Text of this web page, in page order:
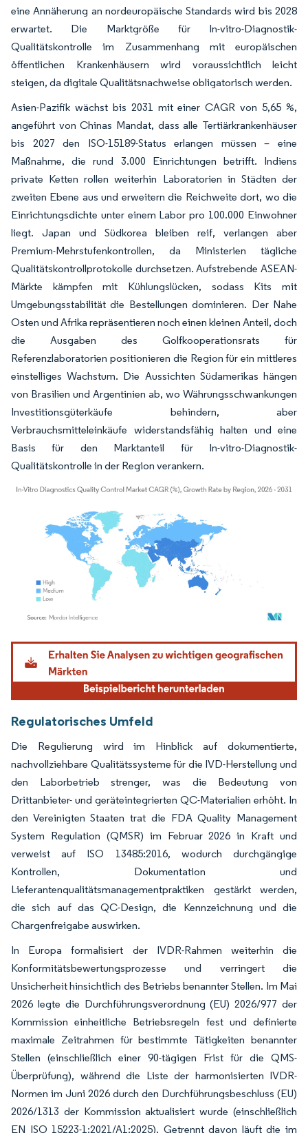
eine Annäherung an nordeuropäische Standards wird bis 2028
erwartet. Die Marktgröße für In-vitro-Diagnostik-
Qualitätskontrolle im Zusammenhang mit europäischen
öffentlichen Krankenhäusern wird voraussichtlich leicht
steigen, da digitale Qualitätsnachweise obligatorisch werden.
Asien-Pazifik wächst bis 2031 mit einer CAGR von 5,65 %,
angeführt von Chinas Mandat, dass alle Tertiärkrankenhäuser
bis 2027 den ISO-15189-Status erlangen müssen – eine
Maßnahme, die rund 3.000 Einrichtungen betrifft. Indiens
private Ketten rollen weiterhin Laboratorien in Städten der
zweiten Ebene aus und erweitern die Reichweite dort, wo die
Einrichtungsdichte unter einem Labor pro 100.000 Einwohner
liegt. Japan und Südkorea bleiben reif, verlangen aber
Premium-Mehrstufenkontrollen, da Ministerien tägliche
Qualitätskontrollprotokolle durchsetzen. Aufstrebende ASEAN-
Märkte kämpfen mit Kühlungslücken, sodass Kits mit
Umgebungsstabilität die Bestellungen dominieren. Der Nahe
Osten und Afrika repräsentieren noch einen kleinen Anteil, doch
die Ausgaben des Golfkooperationsrats für
Referenzlaboratorien positionieren die Region für ein mittleres
einstelliges Wachstum. Die Aussichten Südamerikas hängen
von Brasilien und Argentinien ab, wo Währungsschwankungen
Investitionsgüterkäufe behindern, aber
Verbrauchsmitteleinkäufe widerstandsfähig halten und eine
Basis für den Marktanteil für In-vitro-Diagnostik-
Qualitätskontrolle in der Region verankern.
Bild © Mordor Intelligence. Wiederverwendung erfordert Namensnennung gemäß
Regulatorisches Umfeld
Die Regulierung wird im Hinblick auf dokumentierte,
nachvollziehbare Qualitätssysteme für die IVD-Herstellung und
den Laborbetrieb strenger, was die Bedeutung von
Drittanbieter- und geräteintegrierten QC-Materialien erhöht. In
den Vereinigten Staaten trat die FDA Quality Management
System Regulation (QMSR) im Februar 2026 in Kraft und
verweist auf ISO 13485:2016, wodurch durchgängige
Kontrollen, Dokumentation und
Lieferantenqualitätsmanagementpraktiken gestärkt werden,
die sich auf das QC-Design, die Kennzeichnung und die
Chargenfreigabe auswirken.
In Europa formalisiert der IVDR-Rahmen weiterhin die
Konformitätsbewertungsprozesse und verringert die
Unsicherheit hinsichtlich des Betriebs benannter Stellen. Im Mai
2026 legte die Durchführungsverordnung (EU) 2026/977 der
Kommission einheitliche Betriebsregeln fest und definierte
maximale Zeitrahmen für bestimmte Tätigkeiten benannter
Stellen (einschließlich einer 90-tägigen Frist für die QMS-
Überprüfung), während die Liste der harmonisierten IVDR-
Normen im Juni 2026 durch den Durchführungsbeschluss (EU)
2026/1313 der Kommission aktualisiert wurde (einschließlich
EN ISO 15223-1:2021/A1:2025). Getrennt davon läuft die im